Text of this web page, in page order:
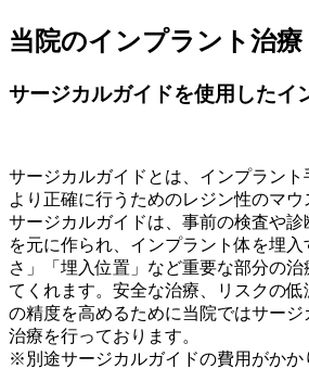
当院のインプラント治療
サージカルガイドを使用したイ
サージカルガイドとは、インプラン
より正確に行うためのレジン性のマウ
サージカルガイドは、事前の検査や
を元に作られ、インプラント体を埋
さ」「埋入位置」など重要な部分の
てくれます。安全な治療、リスクの
の精度を高めるために当院ではサー
治療を行っております。
※別途サージカルガイドの費用がかか